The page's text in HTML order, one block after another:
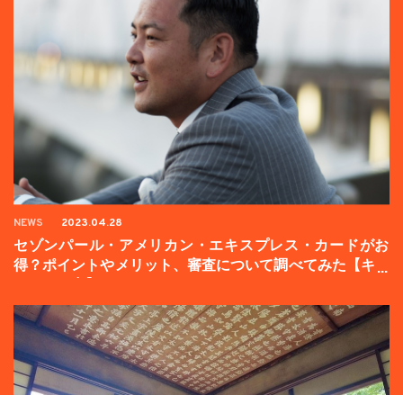
NEWS 2023.04.28
セゾンパール・アメリカン・エキスプレス・カードがお
得？ポイントやメリット、審査について調べてみた【キャ